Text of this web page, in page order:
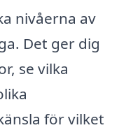
nivåerna av
Det ger dig
se vilka
för vilket